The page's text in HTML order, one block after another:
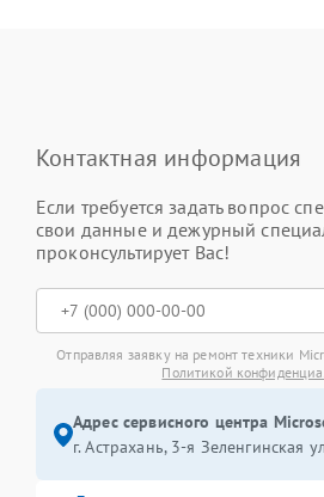
Контактная информация
Если требуется задать вопрос
свои данные и дежурный
проконсультирует Вас!
Отправляя заявку на ремонт техники
Политикой
Адрес сервисного центра
г. Астрахань, 3-я Зеленгинская